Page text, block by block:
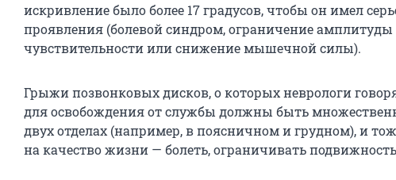
искривление было более 17 градусов, чтобы он имел
проявления (болевой синдром, ограничение
чувствительности или снижение мышечной силы).
Грыжи позвонковых дисков, о которых неврологи
для освобождения от службы должны быть
двух отделах (например, в поясничном и грудном), и
на качество жизни — болеть, ограничивать